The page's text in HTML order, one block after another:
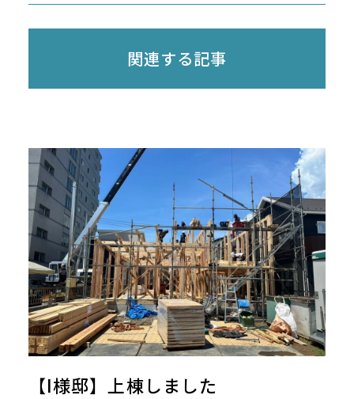
関連する記事
【I様邸】上棟しました